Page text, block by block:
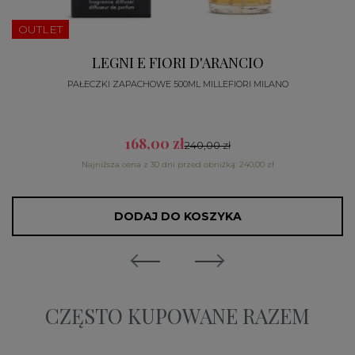
OUTLET
LEGNI E FIORI D'ARANCIO
PAŁECZKI ZAPACHOWE 500ML MILLEFIORI MILANO
168,00 zł240,00 zł
Najniższa cena z 30 dni przed obniżką: 240,00 zł
DODAJ DO KOSZYKA
CZĘSTO KUPOWANE RAZEM